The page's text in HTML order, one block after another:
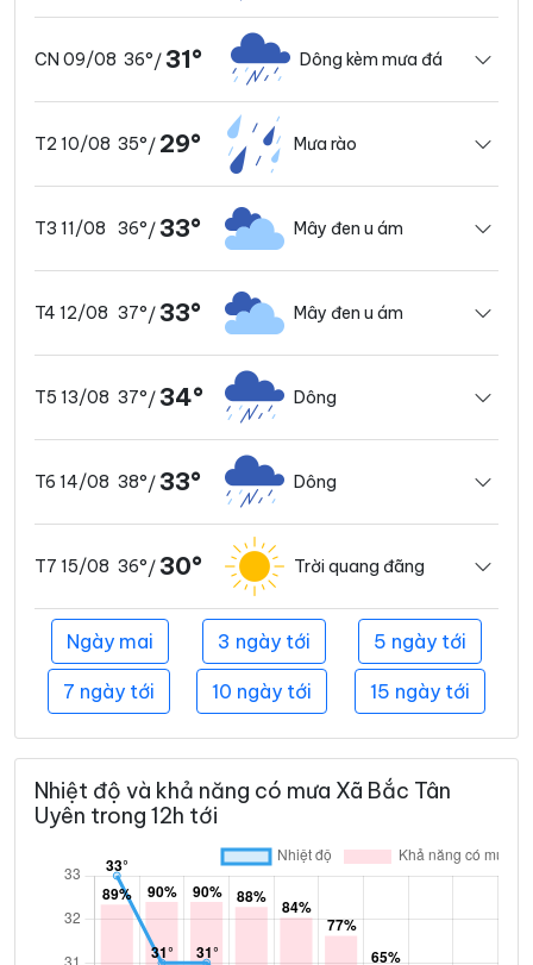
CN 09/08 36°/ 31° Dông kèm mưa đá
T2 10/08 35°/ 29° Mưa rào
T3 11/08 36°/ 33° Mây đen u ám
T4 12/08 37°/ 33° Mây đen u ám
T5 13/08 37°/ 34° Dông
T6 14/08 38°/ 33° Dông
T7 15/08 36°/ 30° Trời quang đãng
Ngày mai 3 ngày tới 5 ngày tới
7 ngày tới 10 ngày tới 15 ngày tới
Nhiệt độ và khả năng có mưa Xã Bắc Tân
Uyên trong 12h tới